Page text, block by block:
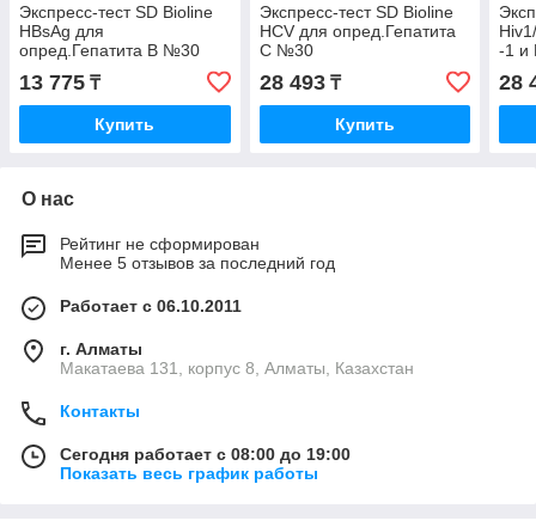
Экспресс-тест SD Bioline
HBsAg для
опред.Гепатита В №30
13 775 ₸
Купить
Экспресс-тест SD Bioline
HСV для опред.Гепатита
C №30
28 493₸
Купить
-1 и
28
О нас
Рейтинг не сформирован
Менее 5 отзывов за последний год
Работает с 06.10.2011
г. Алматы
Макатаева 131, корпус 8, Алматы, Казахстан
Контакты
Сегодня работает с 08:00 до 19:00
Показать весь график работы